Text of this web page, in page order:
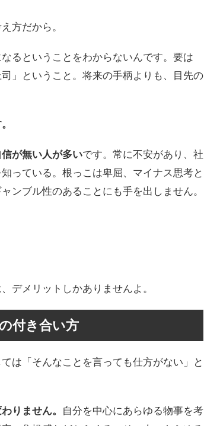
方だから。
るということをわからないんです。要は
」ということ。将来の手柄よりも、目先の
が無い人が多いです。常に不安があり、社
っている。根っこは卑屈、マイナス思考と
ンブル性のあることにも手を出しません。
デメリットしかありませんよ。
付き合い方
は「そんなことを言っても仕方がない」と
りません。 自分を中心にあらゆる物事を考